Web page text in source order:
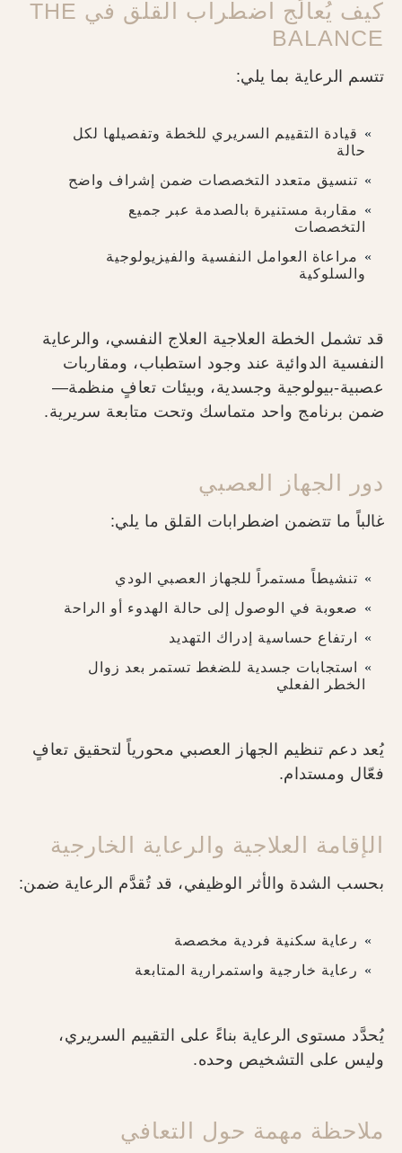
كيف يُعالَج اضطراب القلق في THE
BALANCE
تتسم الرعاية بما يلي:
قيادة التقييم السريري للخطة وتفصيلها لكل
حالة
تنسيق متعدد التخصصات ضمن إشراف واضح
مقاربة مستنيرة بالصدمة عبر جميع
التخصصات
مراعاة العوامل النفسية والفيزيولوجية
والسلوكية
قد تشمل الخطة العلاجية العلاج النفسي، والرعاية
النفسية الدوائية عند وجود استطباب، ومقاربات
عصبية-بيولوجية وجسدية، وبيئات تعافٍ منظمة—
ضمن برنامج واحد متماسك وتحت متابعة سريرية.
دور الجهاز العصبي
غالباً ما تتضمن اضطرابات القلق ما يلي:
تنشيطاً مستمراً للجهاز العصبي الودي
صعوبة في الوصول إلى حالة الهدوء أو الراحة
ارتفاع حساسية إدراك التهديد
استجابات جسدية للضغط تستمر بعد زوال
الخطر الفعلي
يُعد دعم تنظيم الجهاز العصبي محورياً لتحقيق تعافٍ
فعّال ومستدام.
الإقامة العلاجية والرعاية الخارجية
بحسب الشدة والأثر الوظيفي، قد تُقدَّم الرعاية ضمن:
رعاية سكنية فردية مخصصة
رعاية خارجية واستمرارية المتابعة
يُحدَّد مستوى الرعاية بناءً على التقييم السريري،
وليس على التشخيص وحده.
ملاحظة مهمة حول التعافي